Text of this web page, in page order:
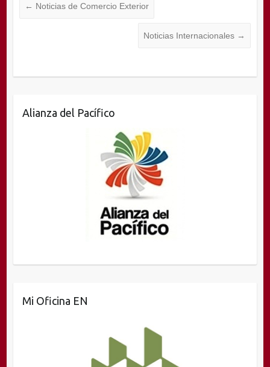
← Noticias de Comercio Exterior
Noticias Internacionales →
Alianza del Pacífico
Mi Oficina EN